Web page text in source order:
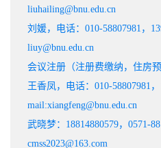
liuhailing@bnu.edu.cn
刘媛，电话：010-58807981，
liuy@bnu.edu.cn
会议注册（注册费缴纳，住房预
王香凤，电话：010-58807981
mail:xiangfeng@bnu.edu.cn
武晓梦：18814880579，0571-
cmss2023@163.com